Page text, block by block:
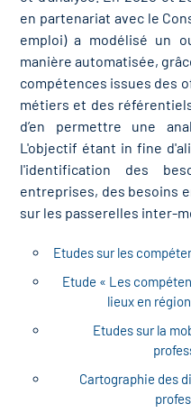
en partenariat avec le
emploi) a modélisé un
manière automatisée,
compétences issues des
métiers et des
d’en permettre une
L'objectif étant in fine
l'identification des
entreprises, des besoins
sur les passerelles
Etudes sur les
Etude « Les
lieux en
Etudes sur la
Cartographie des